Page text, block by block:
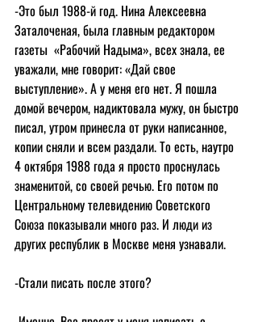
-Это был 1988-й год. Нина Алексеевна
Заталоченая, была главным редактором
газеты  «Рабочий Надыма», всех знала, ее
уважали, мне говорит: «Дай свое
выступление». А у меня его нет. Я пошла
домой вечером, надиктовала мужу, он быстро
писал, утром принесла от руки написанное,
копии сняли и всем раздали. То есть, наутро
4 октября 1988 года я просто проснулась
знаменитой, со своей речью. Его потом по
Центральному телевидению Советского
Союза показывали много раз. И люди из
других республик в Москве меня узнавали.
-Стали писать после этого?